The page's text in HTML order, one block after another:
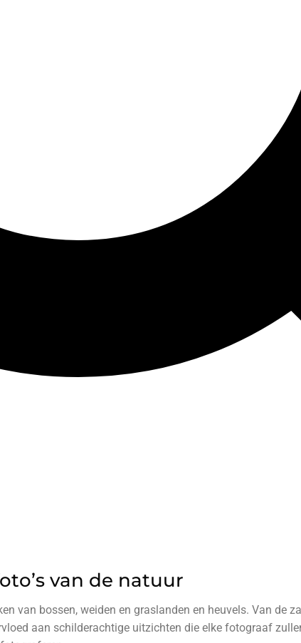
van de natuur
van bossen, weiden en graslanden en heuvels. Van de
aan schilderachtige uitzichten die elke fotograaf